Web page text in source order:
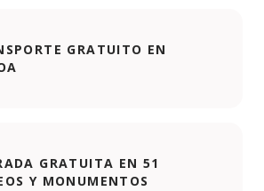
GRATUITO EN
GRATUITA EN 51
Y MONUMENTOS